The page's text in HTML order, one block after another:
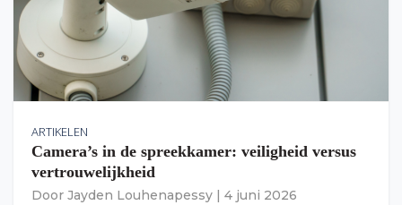
ARTIKELEN
Camera’s in de spreekkamer: veiligheid versus
vertrouwelijkheid
Door Jayden Louhenapessy 4 juni 2026